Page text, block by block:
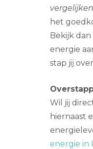
vergelijken
het
Bekijk
energie
stap jij
Wil jij
hiernaast
energie in